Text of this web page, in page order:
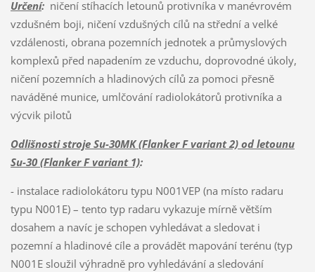
Určení:ničení stíhacích letounů protivníka v manévrovém
vzdušném boji, ničení vzdušných cílů na střední a velké
vzdálenosti, obrana pozemních jednotek a průmyslových
komplexů před napadením ze vzduchu, doprovodné úkoly,
ničení pozemních a hladinových cílů za pomoci přesně
naváděné munice, umlčování radiolokátorů protivníka a
výcvik pilotů
Odlišnosti stroje Su-30MK (Flanker F variant 2) od letounu
Su-30 (Flanker F variant 1):
- instalace radiolokátoru typu N001VEP (na místo radaru
typu N001E) – tento typ radaru vykazuje mírně větším
dosahem a navíc je schopen vyhledávat a sledovat i
pozemní a hladinové cíle a provádět mapování terénu (typ
N001E sloužil výhradně pro vyhledávání a sledování